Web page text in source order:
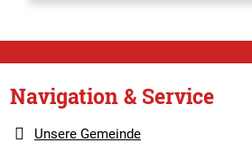
Navigation & Service
Unsere Gemeinde